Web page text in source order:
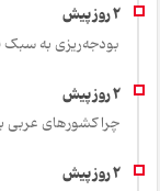
بودجه‌ریزی به سبک
چرا کشورهای عربی